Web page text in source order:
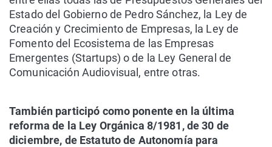
Estado del Gobierno de Pedro Sánchez, la Ley de
Creación y Crecimiento de Empresas, la Ley de
Fomento del Ecosistema de las Empresas
Emergentes (Startups) o de la Ley General de
Comunicación Audiovisual, entre otras.
También participó como ponente en la última
reforma de la Ley Orgánica 8/1981, de 30 de
diciembre, de Estatuto de Autonomía para